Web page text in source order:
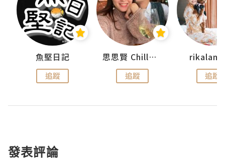
魚堅日記
追蹤
思思賢 ChillMyBabe
追蹤 追蹤
發表評論